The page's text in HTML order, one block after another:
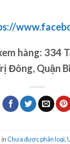
hàng: 334
Đông, Quận
Chưa được phân loại,